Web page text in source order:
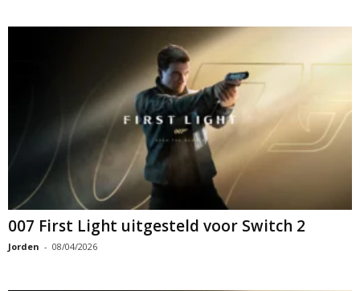
007 First Light uitgesteld voor Switch 2
Jorden - 08/04/2026